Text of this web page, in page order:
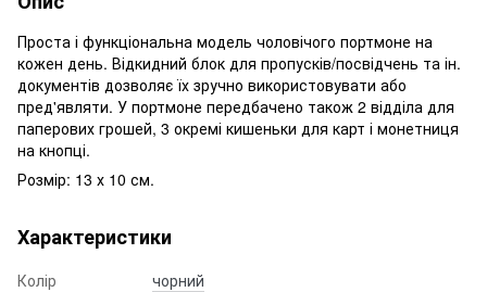
Проста і функціональна модель чоловічого портмоне на
кожен день. Відкидний блок для пропусків/посвідчень та ін.
документів дозволяє їх зручно використовувати або
пред'являти. У портмоне передбачено також 2 відділа для
паперових грошей, 3 окремі кишеньки для карт і монетниця
на кнопці.
Розмір: 13 х 10 см.
Характеристики
Колір чорний